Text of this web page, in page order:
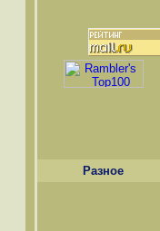
Разное